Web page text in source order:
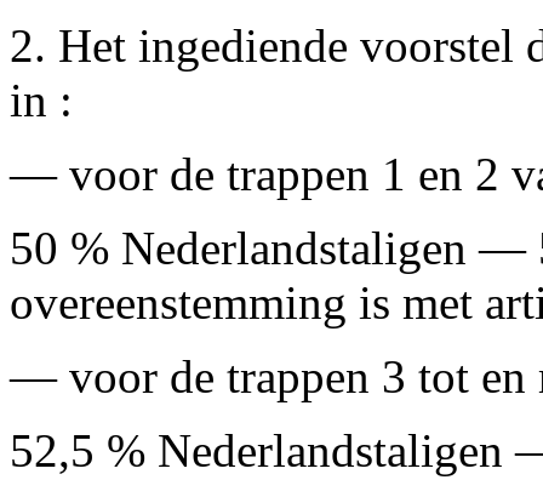
2. Het ingediende voorstel
in :
— voor de trappen 1 en 2
50 % Nederlandstaligen —
overeenstemming is met
— voor de trappen 3 tot en
52,5 % Nederlandstaligen